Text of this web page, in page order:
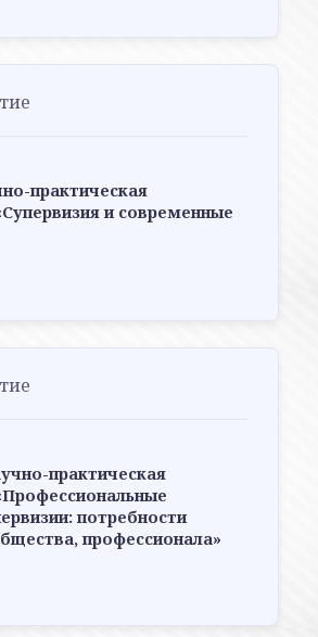
практическая
и современные
практическая
потребности
профессионала»